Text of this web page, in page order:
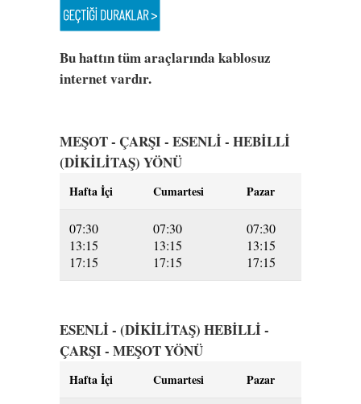
Bu hattın tüm araçlarında kablosuz
internet vardır.
MEŞOT - ÇARŞI - ESENLİ - HEBİLLİ
(DİKİLİTAŞ) YÖNÜ
Hafta İçi Cumartesi Pazar
07:30
13:15
17:15
07:30
13:15
17:15
07:30
13:15
17:15
ESENLİ - (DİKİLİTAŞ) HEBİLLİ -
ÇARŞI - MEŞOT YÖNÜ
Hafta İçi Cumartesi Pazar